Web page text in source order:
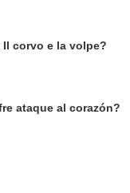
corvo e la volpe?
ataque al corazón?